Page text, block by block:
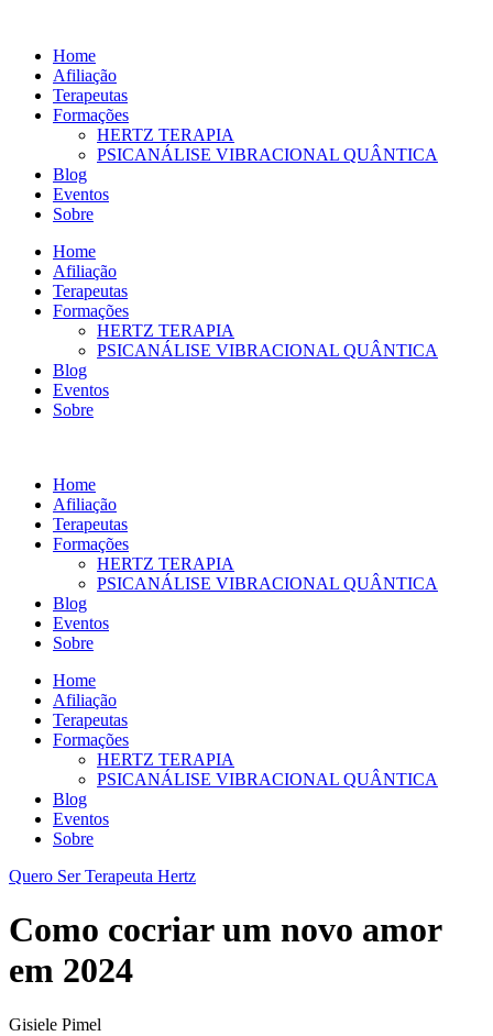
conteúdo
Home
Afiliação
Terapeutas
Formações
HERTZ TERAPIA
PSICANÁLISE VIBRACIONAL QUÂNTICA
Blog
Eventos
Sobre
Home
Afiliação
Terapeutas
Formações
HERTZ TERAPIA
PSICANÁLISE VIBRACIONAL QUÂNTICA
Blog
Eventos
Sobre
Home
Afiliação
Terapeutas
Formações
HERTZ TERAPIA
PSICANÁLISE VIBRACIONAL QUÂNTICA
Blog
Eventos
Sobre
Home
Afiliação
Terapeutas
Formações
HERTZ TERAPIA
PSICANÁLISE VIBRACIONAL QUÂNTICA
Blog
Eventos
Sobre
Quero Ser Terapeuta Hertz
Como cocriar um novo amor
em 2024
Gisiele Pimel